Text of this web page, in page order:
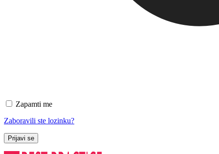
Zapamti me
Zaboravili ste lozinku?
Prijavi se